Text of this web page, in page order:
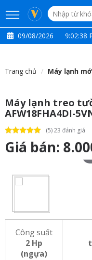
09/08/2026 9:02:39
Trang chủ Máy lạnh
Máy lạnh treo
AFW18FHA4DI-
(5) 23 đánh giá
Giá bán:
Công suất
2 Hp
(ngựa)